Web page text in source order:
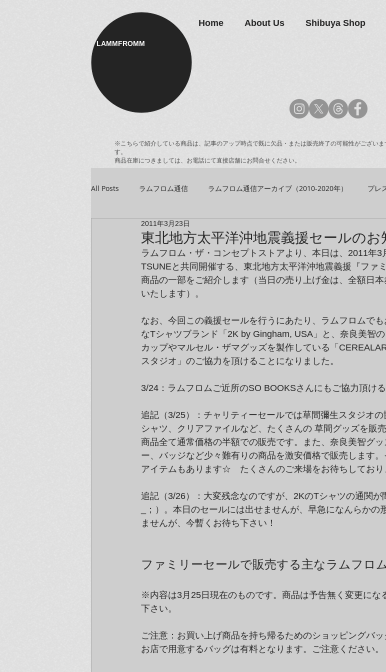
LAMMFROMM​
Home About Us Shibuya Shop
※こちらで紹介している商品は、記事のアップ時点で既に欠品・または販売終了の可能性がござい
す。
商品在庫につきましては、お電話にて直接店舗にお問合せください。
All Posts ラムフロム通信 ラムフロム通信アーカイブ（2010-2020年） プレ
アーティスト＆クリエイター紹介
東北地方太平洋沖地震義援セールの
2011年3月23日
ラムフロム・ザ・コンセプトストアより、本日は、2011年
TSUNEと共同開催する、東北地方太平洋沖地震義援『ファ
商品の一部をご紹介します（当日の売り上げ金は、全額日
いたします）。
なお、今回この義援セールを行うにあたり、ラムフロムで
なTシャツブランド「2K by Gingham, USA」と、奈良美智
カップやマルセル・ザマグッズを製作している「
スタジオ」のご協力を頂けることになりました。
3/24：ラムフロムご近所のSO BOOKSさんにもご協力頂け
追記（3/25）：チャリティーセールでは草間彌生スタジオ
シャツ、クリアファイルなど、たくさんの 草間グッズを販
商品全て通常価格の半額での販売です。また、奈良美智グ
ー、バッジなど少々難有りの商品を激安価格で販売します
アイテムもあります☆　たくさんのご来場をお待ちしており
追記（3/26）：大変残念なのですが、2KのTシャツの通関が
_；）。本日のセールには出せませんが、早急になんらかの
ませんが、今暫くお待ち下さい！
ファミリーセールで販売する主なラムフロ
※内容は3月25日現在のものです。商品は予告無く変更にな
下さい。
ご注意：お買い上げ商品を持ち帰るためのショッピングバッ
お店で用意するバッグは有料となります。ご注意ください。